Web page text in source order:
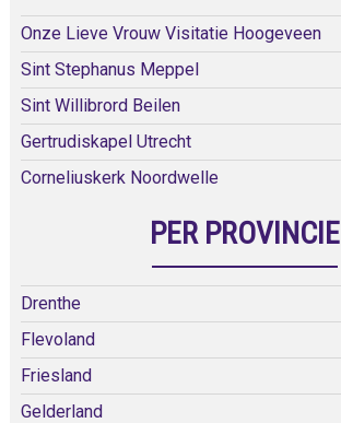
Onze Lieve Vrouw Visitatie Hoogeveen
Sint Stephanus Meppel
Sint Willibrord Beilen
Gertrudiskapel Utrecht
Corneliuskerk Noordwelle
PER PROVINCIE
Drenthe
Flevoland
Friesland
Gelderland